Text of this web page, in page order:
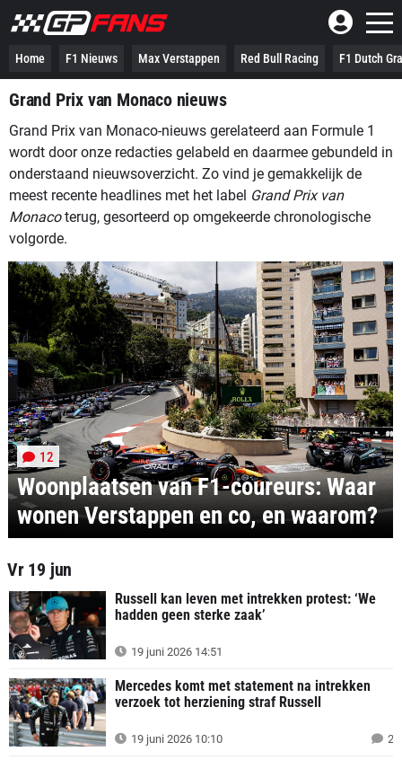
Home F1 Nieuws Max Verstappen Red Bull Racing F1 Dutch
Grand Prix van Monaco nieuws
Grand Prix van Monaco-nieuws gerelateerd aan Formule 1
wordt door onze redacties gelabeld en daarmee gebundeld in
onderstaand nieuwsoverzicht. Zo vind je gemakkelijk de
meest recente headlines met het label Grand Prix van
Monacoterug, gesorteerd op omgekeerde chronologische
volgorde.
Woonplaatsen van F1-coureurs: Waar
wonen Verstappen en co, en waarom?
12
Vr 19 jun
Russell kan leven met intrekken protest: ‘We
hadden geen sterke zaak’
19 juni 2026 14:51
Mercedes komt met statement na intrekken
verzoek tot herziening straf Russell
19 juni 2026 10:10 2